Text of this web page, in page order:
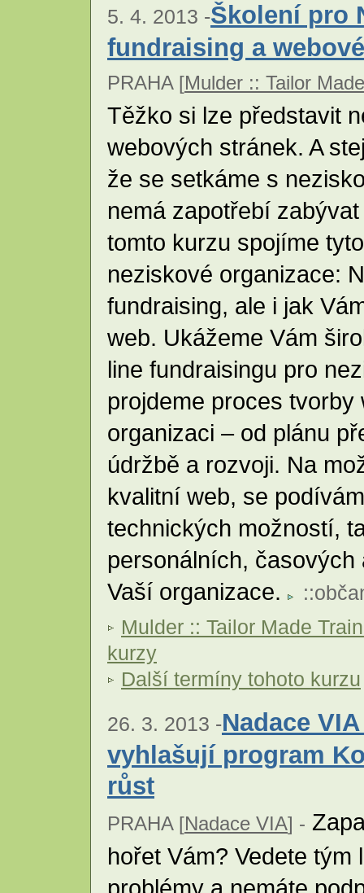
5. 4. 2013 -Školení pro
fundraising a
PRAHA [Mulder :: Tailor
Těžko si lze představit
webových stránek. A
že se setkáme s
nemá zapotřebí
tomto kurzu spojíme
neziskové organizace:
fundraising, ale i jak
web. Ukážeme Vám
line fundraisingu pro
projdeme proces
organizaci – od plánu
údržbě a rozvoji. Na
kvalitní web, se
technických možností,
personálních,
Vaší organizace.
::
Mulder :: Tailor Made
kurzy
Další termíny tohoto kurzu
26. 3. 2013 -Nadace
vyhlašují program
růst
PRAHA [Nadace VIA] -
hořet Vám? Vedete tým